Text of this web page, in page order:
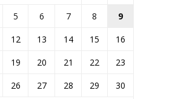
5 6 7 8
9
12 13 14 15
16
19 20 21 22
23
26 27 28 29
30